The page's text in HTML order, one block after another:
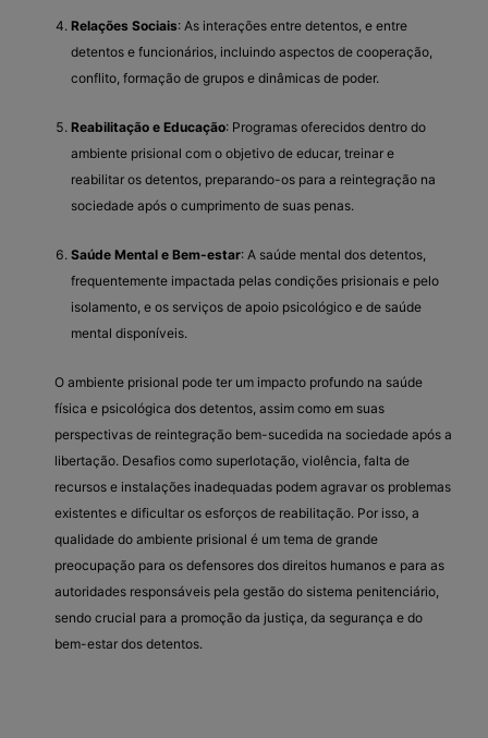
Relações Sociais: As interações entre detentos, e entre
detentos e funcionários, incluindo aspectos de cooperação,
conflito, formação de grupos e dinâmicas de poder.
Reabilitação e Educação: Programas oferecidos dentro do
ambiente prisional com o objetivo de educar, treinar e
reabilitar os detentos, preparando-os para a reintegração na
sociedade após o cumprimento de suas penas.
Saúde Mental e Bem-estar: A saúde mental dos detentos,
frequentemente impactada pelas condições prisionais e pelo
isolamento, e os serviços de apoio psicológico e de saúde
mental disponíveis.
O ambiente prisional pode ter um impacto profundo na saúde
física e psicológica dos detentos, assim como em suas
perspectivas de reintegração bem-sucedida na sociedade após a
libertação. Desafios como superlotação, violência, falta de
recursos e instalações inadequadas podem agravar os problemas
existentes e dificultar os esforços de reabilitação. Por isso, a
qualidade do ambiente prisional é um tema de grande
preocupação para os defensores dos direitos humanos e para as
autoridades responsáveis pela gestão do sistema penitenciário,
sendo crucial para a promoção da justiça, da segurança e do
bem-estar dos detentos.